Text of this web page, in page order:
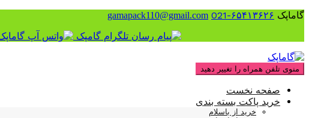
گاماپک ۶۵۴۱۳۶۲۶-021 gamapack110@gmail.com
پرش
به
محتوا
منوی تلفن همراه را تغییر دهید
صفحه نخست
خرید پاکت بسته بندی
خرید از باسلام